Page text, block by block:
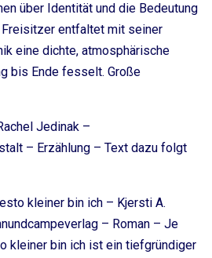
über Identität und die Bedeutung
Freisitzer entfaltet mit seiner
eine dichte, atmosphärische
bis Ende fesselt. Große
Jedinak –
– Erzählung – Text dazu folgt
kleiner bin ich – Kjersti A.
– Roman – Je
kleiner bin ich ist ein tiefgründiger